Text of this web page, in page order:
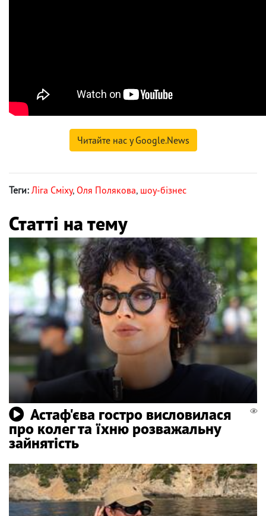
Читайте нас у Google.News
Теги: Ліга Сміху, Оля Полякова, шоу-бізнес
Статті на тему
Астаф'єва гостро висловилася
про колег та їхню розважальну
зайнятість